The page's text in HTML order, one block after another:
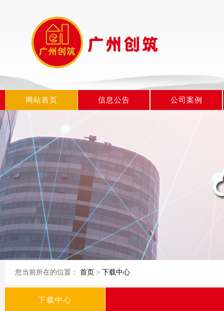
网站首页 信息公告 公司案例
您当前所在的位置： 首页 > 下载中心
下载中心